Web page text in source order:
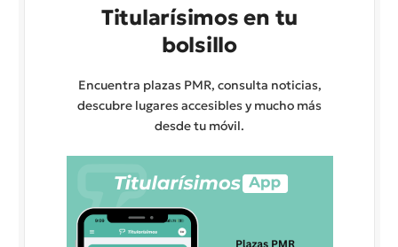
Titularísimos en tu
bolsillo
Encuentra plazas PMR, consulta noticias,
descubre lugares accesibles y mucho más
desde tu móvil.